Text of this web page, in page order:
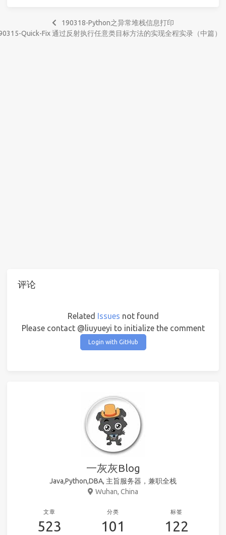
190318-Python之异常堆栈信息打印
Quick-Fix 通过反射执行任意类目标方法的实现全程实录（中篇）
评论
Related Issues not found
Please contact @liuyueyi to initialize the comment
Login with GitHub
一灰灰Blog
Java,Python,DBA, 主旨服务器，兼职全栈
Wuhan, China
文章
523
分类
101
标签
122